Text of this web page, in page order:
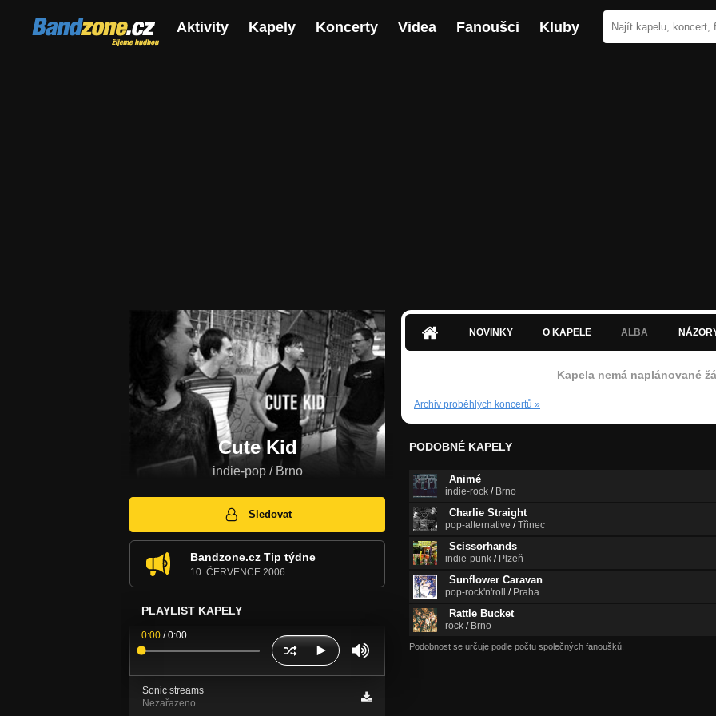
Bandzone.cz
žijeme hudbou
Aktivity Kapely Koncerty Videa Fanoušci Kluby
Cute Kid
indie-pop / Brno
Sledovat
Bandzone.cz Tip týdne
10. ČERVENCE 2006
PLAYLIST KAPELY
0:00 /0:00
Sonic streams
Nezařazeno
NOVINKY O KAPELE ALBA
Kapela nemá naplánované
Archiv proběhlých koncertů »
PODOBNÉ KAPELY
Animé
indie-rock / Brno
Charlie Straight
pop-alternative /Třinec
Scissorhands
indie-punk / Plzeň
Sunflower Caravan
pop-rock'n'roll / Praha
Rattle Bucket
rock / Brno
Podobnost se určuje podle počtu společných fanoušků.